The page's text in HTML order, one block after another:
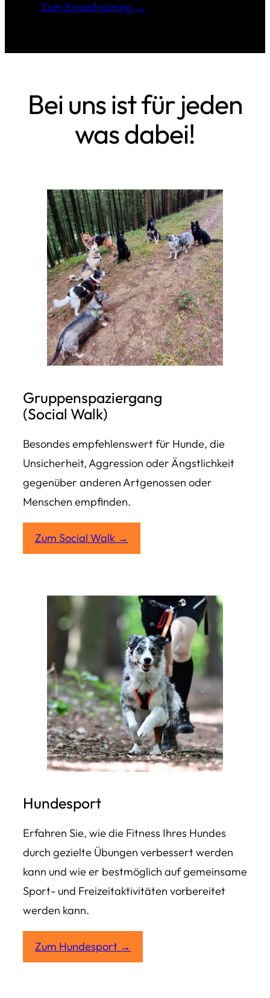
Zum Einzeltraining →
Bei uns ist für jeden
was dabei!
Gruppenspaziergang
(Social Walk)
Besondes empfehlenswert für Hunde, die
Unsicherheit, Aggression oder Ängstlichkeit
gegenüber anderen Artgenossen oder
Menschen empfinden.
Zum Social Walk →
Hundesport
Erfahren Sie, wie die Fitness Ihres Hundes
durch gezielte Übungen verbessert werden
kann und wie er bestmöglich auf gemeinsame
Sport- und Freizeitaktivitäten vorbereitet
werden kann.
Zum Hundesport →